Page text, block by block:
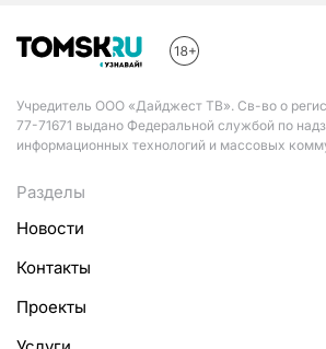
Учредитель ООО «Дайджест ТВ». Св-во о
77-71671 выдано Федеральной службой по
информационных технологий и массовых
Разделы
Новости
Контакты
Проекты